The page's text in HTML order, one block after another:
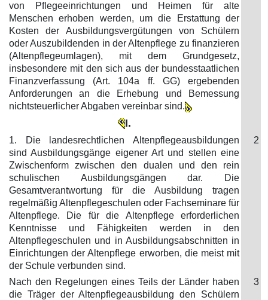
von Pflegeeinrichtungen und Heimen für alte
Menschen erhoben werden, um die Erstattung der
Kosten der Ausbildungsvergütungen von Schülern
oder Auszubildenden in der Altenpflege zu finanzieren
(Altenpflegeumlagen), mit dem Grundgesetz,
insbesondere mit den sich aus der bundesstaatlichen
Finanzverfassung (Art. 104a ff. GG) ergebenden
Anforderungen an die Erhebung und Bemessung
nichtsteuerlicher Abgaben vereinbar sind.
I.
1. Die landesrechtlichen Altenpflegeausbildungen
sind Ausbildungsgänge eigener Art und stellen eine
Zwischenform zwischen den dualen und den rein
schulischen Ausbildungsgängen dar. Die
Gesamtverantwortung für die Ausbildung tragen
regelmäßig Altenpflegeschulen oder Fachseminare für
Altenpflege. Die für die Altenpflege erforderlichen
Kenntnisse und Fähigkeiten werden in den
Altenpflegeschulen und in Ausbildungsabschnitten in
Einrichtungen der Altenpflege erworben, die meist mit
der Schule verbunden sind.
2
Nach den Regelungen eines Teils der Länder haben
die Träger der Altenpflegeausbildung den Schülern
3